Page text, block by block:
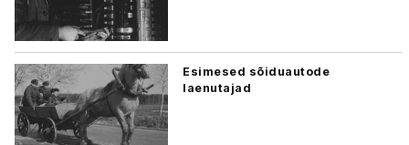
Esimesed sõiduautode
laenutajad